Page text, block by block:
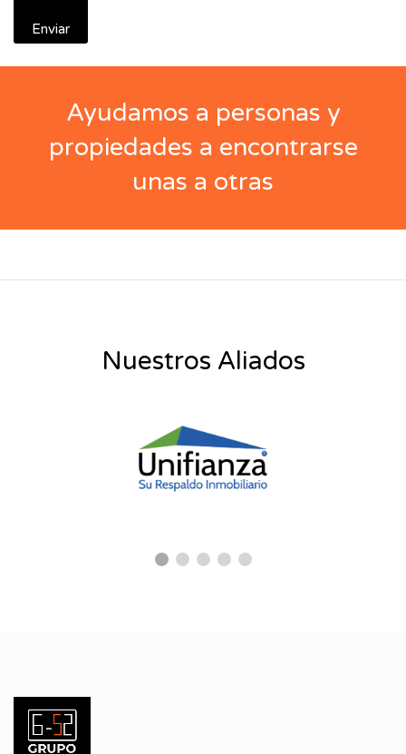
Ayudamos a personas y
propiedades a encontrarse
unas a otras
Nuestros Aliados